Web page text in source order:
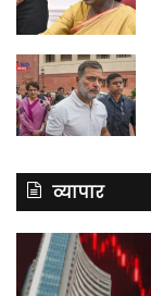
व्यापार